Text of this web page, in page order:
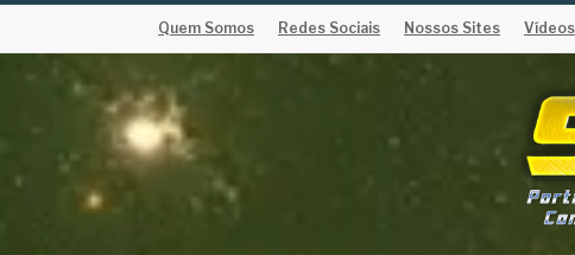
Quem Somos Redes Sociais Nossos Sites Vídeos